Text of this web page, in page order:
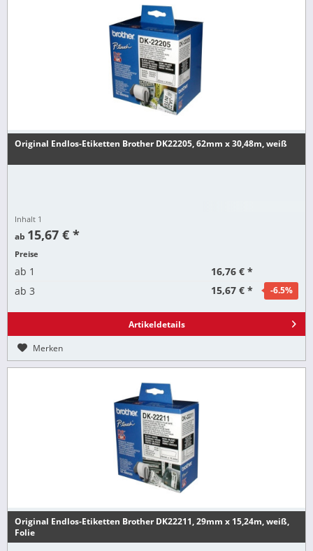
Original Endlos-Etiketten Brother DK22205, 62mm x 30,48m, weiß
Inhalt 1
ab 15,67 € *
Preise
ab 1
16,76 € *
ab 3 15,67 € * -6.5%
Artikeldetails
Merken
Original Endlos-Etiketten Brother DK22211, 29mm x 15,24m, weiß,
Folie